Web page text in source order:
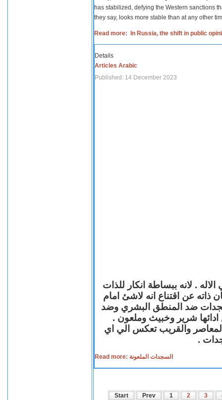
has stabilized, defying the Western sanctions
they say, looks more stable than at any other
Read more: In Russia, the shift in public
Details
Articles Arabic
Published: 14 December 2023
. لانه ببساطة انكار للذات
ذاته عن اقتناع انه لاشئ امام
ضد المنطق البشري وضد
ادائها شرير وخبيث وملعون .
المعاصر والقريب تعكس الي اي
.
Read more: السجدات الملعونة
Start Prev 1 2 3